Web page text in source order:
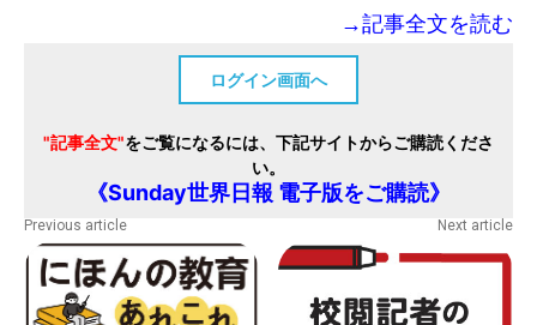
→記事全文を読む
ログイン画面へ
"記事全文"をご覧になるには、下記サイトからご購読くださ
い。
《Sunday世界日報 電子版をご購読》
Previous article Next article